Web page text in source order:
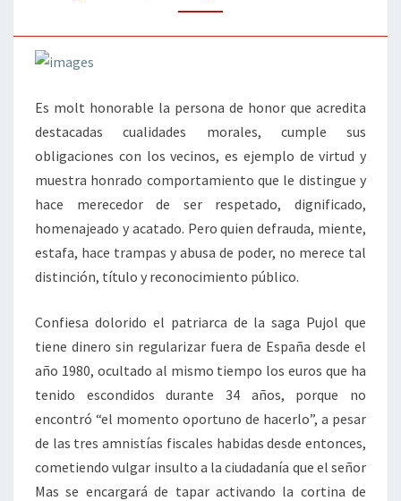
Es molt honorable la persona de honor que acredita
destacadas cualidades morales, cumple sus
obligaciones con los vecinos, es ejemplo de virtud y
muestra honrado comportamiento que le distingue y
hace merecedor de ser respetado, dignificado,
homenajeado y acatado. Pero quien defrauda, miente,
estafa, hace trampas y abusa de poder, no merece tal
distinción, título y reconocimiento público.
Confiesa dolorido el patriarca de la saga Pujol que
tiene dinero sin regularizar fuera de España desde el
año 1980, ocultado al mismo tiempo los euros que ha
tenido escondidos durante 34 años, porque no
encontró “el momento oportuno de hacerlo”, a pesar
de las tres amnistías fiscales habidas desde entonces,
cometiendo vulgar insulto a la ciudadanía que el señor
Mas se encargará de tapar activando la cortina de